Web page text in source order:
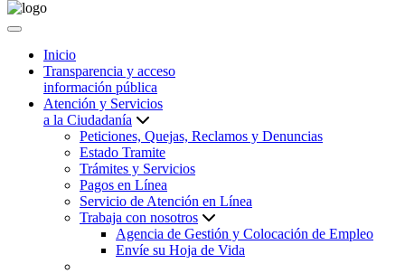
Inicio
Transparencia y acceso
información pública
Atención y Servicios
a la Ciudadanía
Peticiones, Quejas, Reclamos y Denuncias
Estado Tramite
Trámites y Servicios
Pagos en Línea
Servicio de Atención en Línea
Trabaja con nosotros
Agencia de Gestión y Colocación de Empleo
Envíe su Hoja de Vida